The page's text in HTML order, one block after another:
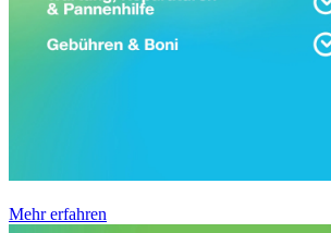
Mehr erfahren